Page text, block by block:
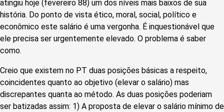
atingiu hoje (fevereiro 88) um dos níveis mais baixos de sua
história. Do ponto de vista ético, moral, social, político e
econômico este salário é uma vergonha. É inquestionável que
ele precisa ser urgentemente elevado. O problema é saber
como.
Creio que existem no PT duas posições básicas a respeito,
coincidentes quanto ao objetivo (elevar o salário) mas
discrepantes quanta ao método. As duas posições poderiam
ser batizadas assim: 1) A proposta de elevar o salário mínimo de